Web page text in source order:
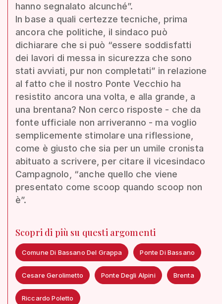
hanno segnalato alcunché”.
In base a quali certezze tecniche, prima
ancora che politiche, il sindaco può
dichiarare che si può “essere soddisfatti
dei lavori di messa in sicurezza che sono
stati avviati, pur non completati” in relazione
al fatto che il nostro Ponte Vecchio ha
resistito ancora una volta, e alla grande, a
una brentana? Non cerco risposte - che da
fonte ufficiale non arriveranno - ma voglio
semplicemente stimolare una riflessione,
come è giusto che sia per un umile cronista
abituato a scrivere, per citare il vicesindaco
Campagnolo, “anche quello che viene
presentato come scoop quando scoop non
è”.
Scopri di più su questi argomenti
Comune Di Bassano Del Grappa Ponte Di Bassano
Cesare Gerolimetto Ponte Degli Alpini Brenta
Riccardo Poletto